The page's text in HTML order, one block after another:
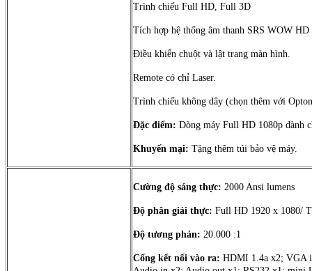
Trình chiếu Full HD, Full 3D
Tích hợp hệ thống âm thanh SRS WOW
Điều khiển chuột và lật trang màn hình.
Remote có chỉ Laser.
Trình chiếu không dây (chọn thêm với
Đặc điểm: Dòng máy Full HD 1080p dành
Khuyến mại: Tặng thêm túi bảo vệ máy.
Cường độ sáng thực: 2000 Ansi lumens
Độ phân giải thực: Full HD 1920 x 1080/
Độ tương phản: 20.000 :1
Cổng kết nối vào ra: HDMI 1.4a x2; VGA